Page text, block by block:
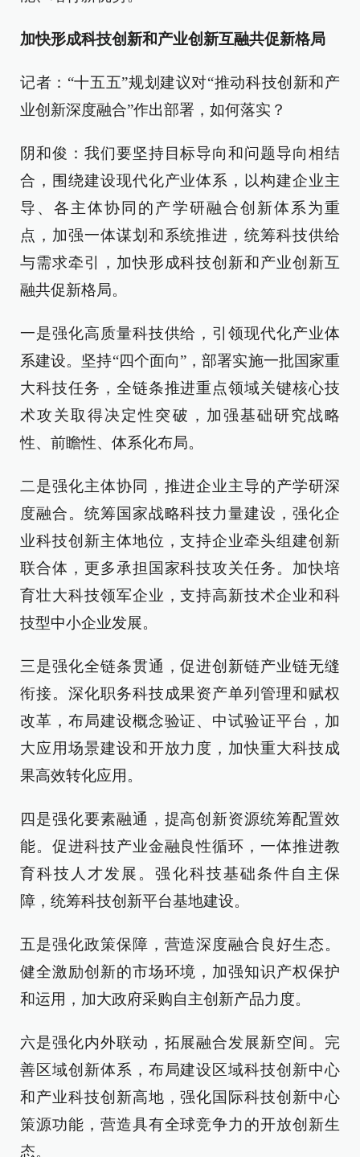
加快形成科技创新和产业创新互融共促新格局
记者：“十五五”规划建议对“推动科技创新和产
业创新深度融合”作出部署，如何落实？
阴和俊：我们要坚持目标导向和问题导向相结
合，围绕建设现代化产业体系，以构建企业主
导、各主体协同的产学研融合创新体系为重
点，加强一体谋划和系统推进，统筹科技供给
与需求牵引，加快形成科技创新和产业创新互
融共促新格局。
一是强化高质量科技供给，引领现代化产业体
系建设。坚持“四个面向”，部署实施一批国家重
大科技任务，全链条推进重点领域关键核心技
术攻关取得决定性突破，加强基础研究战略
性、前瞻性、体系化布局。
二是强化主体协同，推进企业主导的产学研深
度融合。统筹国家战略科技力量建设，强化企
业科技创新主体地位，支持企业牵头组建创新
联合体，更多承担国家科技攻关任务。加快培
育壮大科技领军企业，支持高新技术企业和科
技型中小企业发展。
三是强化全链条贯通，促进创新链产业链无缝
衔接。深化职务科技成果资产单列管理和赋权
改革，布局建设概念验证、中试验证平台，加
大应用场景建设和开放力度，加快重大科技成
果高效转化应用。
四是强化要素融通，提高创新资源统筹配置效
能。促进科技产业金融良性循环，一体推进教
育科技人才发展。强化科技基础条件自主保
障，统筹科技创新平台基地建设。
五是强化政策保障，营造深度融合良好生态。
健全激励创新的市场环境，加强知识产权保护
和运用，加大政府采购自主创新产品力度。
六是强化内外联动，拓展融合发展新空间。完
善区域创新体系，布局建设区域科技创新中心
和产业科技创新高地，强化国际科技创新中心
策源功能，营造具有全球竞争力的开放创新生
态。